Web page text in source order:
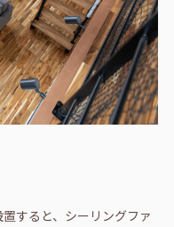
すると、シーリングファ